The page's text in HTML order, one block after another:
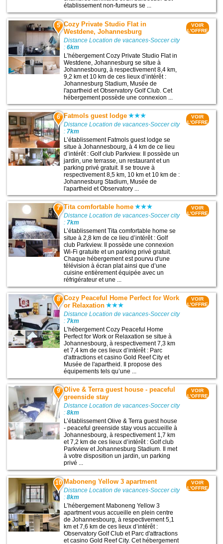
établissement non-fumeurs se ...
5 Cozy Private Studio Flat in
Westdene, Johannesburg
Distance Location de vacances-Soccer city
:6km
L’hébergement Cozy Private Studio Flat in
Westdene, Johannesburg se situe à
Johannesbourg, à respectivement 8,4 km,
9,2 km et 10 km de ces lieux d’intérêt :
Johannesburg Stadium, Musée de
l'apartheid et Observatory Golf Club. Cet
hébergement possède une connexion ...
VOIR
L'OFFRE
6 Fatmols guest lodge
Distance Location de vacances-Soccer city
: 7km
L’établissement Fatmols guest lodge se
situe à Johannesbourg, à 4 km de ce lieu
d’intérêt : Golf club Parkview. Il possède un
jardin, une terrasse, un restaurant et un
parking privé gratuit. Il se trouve à
respectivement 8,5 km, 10 km et 10 km de :
Johannesburg Stadium, Musée de
l'apartheid et Observatory ...
VOIR
L'OFFRE
7 Tita comfortable home
Distance Location de vacances-Soccer city
: 7km
L’établissement Tita comfortable home se
situe à 2,8 km de ce lieu d’intérêt : Golf
club Parkview. Il possède une connexion
Wi-Fi gratuite et un parking privé gratuit.
Chaque hébergement est pourvu d'une
télévision à écran plat ainsi que d’une
cuisine entièrement équipée avec un
réfrigérateur et une ...
VOIR
L'OFFRE
8 Cozy Peaceful Home Perfect for Work
or Relaxation
Distance Location de vacances-Soccer city
: 7km
L’hébergement Cozy Peaceful Home
Perfect for Work or Relaxation se situe à
Johannesbourg, à respectivement 7,3 km
et 7,4 km de ces lieux d’intérêt : Parc
d'attractions et casino Gold Reef City et
Musée de l'apartheid. Il propose des
équipements tels qu’une ...
VOIR
L'OFFRE
9 Olive & Terra guest house - peaceful
greenside stay
Distance Location de vacances-Soccer city
:8km
L’établissement Olive & Terra guest house
- peaceful greenside stay vous accueille à
Johannesbourg, à respectivement 1,7 km
et 7,2 km de ces lieux d’intérêt : Golf club
Parkview et Johannesburg Stadium. Il met
à votre disposition un jardin, un parking
privé ...
VOIR
L'OFFRE
10 Maboneng Yellow 3 apartment
Distance Location de vacances-Soccer city
:8km
L’hébergement Maboneng Yellow 3
apartment vous accueille en plein centre
de Johannesbourg, à respectivement 5,1
km et 7,6 km de ces lieux d’intérêt :
Observatory Golf Club et Parc d'attractions
et casino Gold Reef City. Cet hébergement
VOIR
L'OFFRE